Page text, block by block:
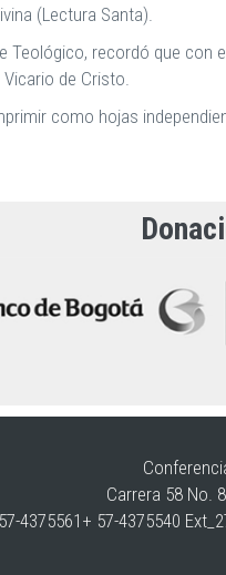
(Lectura Santa).
Teológico, recordó que
de Cristo.
como hojas
Carrera 58 No.
4375561+ 57-4375540